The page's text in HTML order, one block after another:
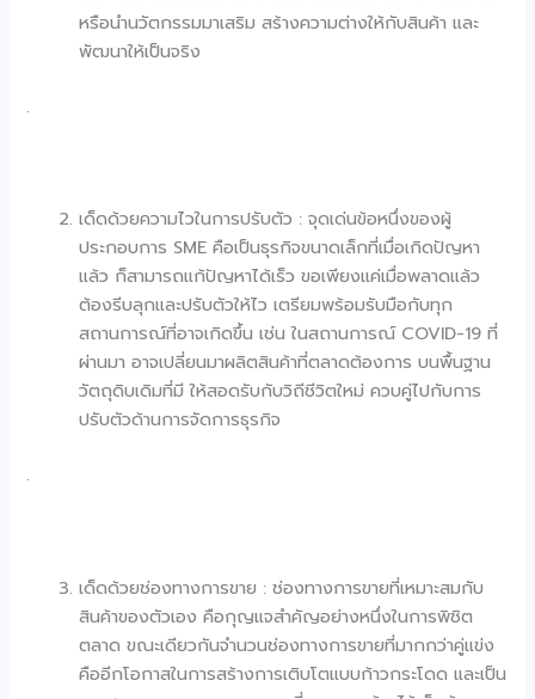
หรือนำนวัตกรรมมาเสริม สร้างความต่างให้กับสินค้า และ
พัฒนาให้เป็นจริง
.
เด็ดด้วยความไวในการปรับตัว : จุดเด่นข้อหนึ่งของผู้
ประกอบการ SME คือเป็นธุรกิจขนาดเล็กที่เมื่อเกิดปัญหา
แล้ว ก็สามารถแก้ปัญหาได้เร็ว ขอเพียงแค่เมื่อพลาดแล้ว
ต้องรีบลุกและปรับตัวให้ไว เตรียมพร้อมรับมือกับทุก
สถานการณ์ที่อาจเกิดขึ้น เช่น ในสถานการณ์ COVID-19 ที่
ผ่านมา อาจเปลี่ยนมาผลิตสินค้าที่ตลาดต้องการ บนพื้นฐาน
วัตถุดิบเดิมที่มี ให้สอดรับกับวิถีชีวิตใหม่ ควบคู่ไปกับการ
ปรับตัวด้านการจัดการธุรกิจ
.
เด็ดด้วยช่องทางการขาย : ช่องทางการขายที่เหมาะสมกับ
สินค้าของตัวเอง คือกุญแจสำคัญอย่างหนึ่งในการพิชิต
ตลาด ขณะเดียวกันจำนวนช่องทางการขายที่มากกว่าคู่แข่ง
คืออีกโอกาสในการสร้างการเติบโตแบบก้าวกระโดด และเป็น